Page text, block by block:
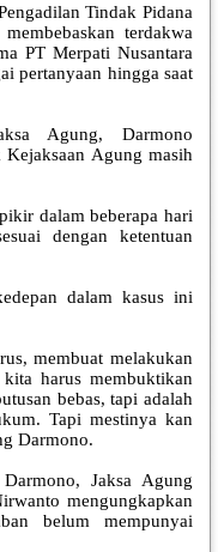
Tindak Pidana
terdakwa
PT Merpati Nusantara
pertanyaan hingga saat
Agung, Darmono
Agung masih
dalam beberapa hari
dengan ketentuan
dalam kasus ini
membuat melakukan
harus membuktikan
bebas, tapi adalah
Tapi mestinya kan
Darmono.
Jaksa Agung
mengungkapkan
belum mempunyai